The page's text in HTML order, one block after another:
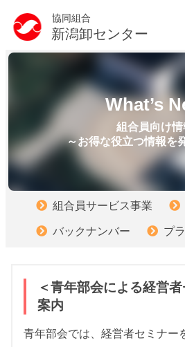
協同組合
新潟卸センター
What’s
組合員向け情
～お得な役立つ情報を
組合員サービス事業
バックナンバー プ
＜青年部会による経営
案内
青年部会では、経営者セミナー